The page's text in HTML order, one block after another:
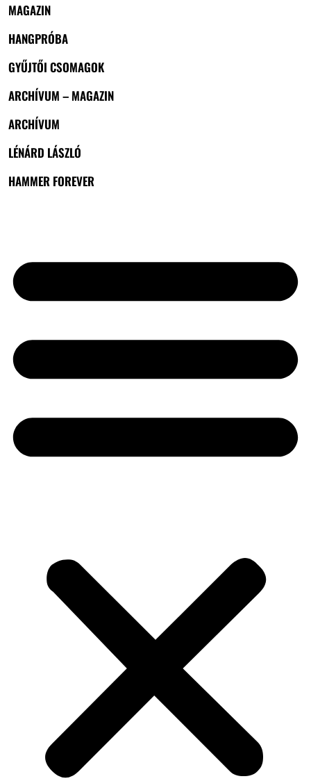
MAGAZIN
HANGPRÓBA
GYŰJTŐI CSOMAGOK
ARCHÍVUM – MAGAZIN
ARCHÍVUM
LÉNÁRD LÁSZLÓ
HAMMER FOREVER